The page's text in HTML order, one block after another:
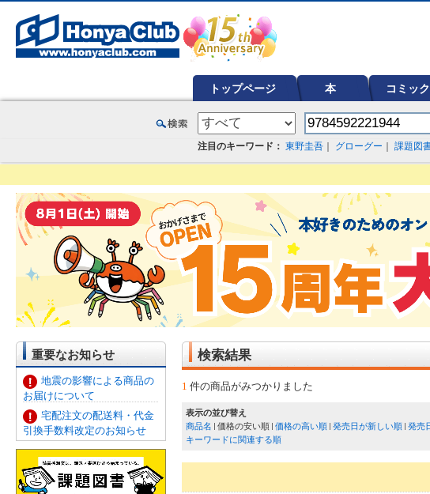
トップページ 本 コミック
注目のキーワード： 東野圭吾 グローグー 課題図
重要なお知らせ
地震の影響による商品の
お届けについて
宅配注文の配送料・代金
引換手数料改定のお知らせ
検索結果
1 件の商品がみつかりました
表示の並び替え
商品名
価格の安い順 価格の高い順 発売日が新しい順 発売
キーワードに関連する順